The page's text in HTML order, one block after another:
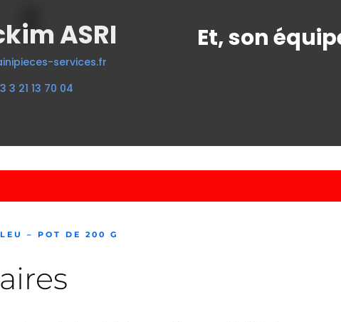
ASRI
services.fr
3 21 13 70 04
Et, son
– POT DE 200 G